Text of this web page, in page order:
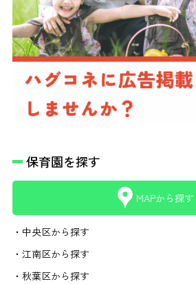
保育園を探す
MAPから探す
・中央区から探す
・江南区から探す
・秋葉区から探す